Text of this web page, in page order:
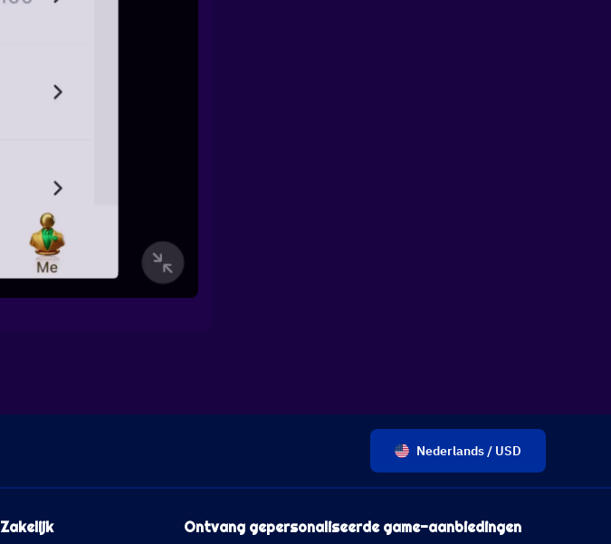
Nederlands / USD
Zakelijk Ontvang gepersonaliseerde game-aanbiedingen